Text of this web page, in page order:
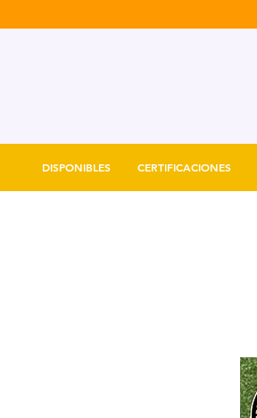
DISPONIBLES CERTIFICACIONES